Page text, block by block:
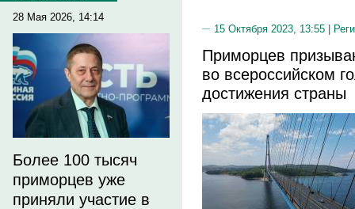
28 Мая 2026, 14:14
Более 100 тысяч
приморцев уже
приняли участие в
15 Октября 2023, 13:55 |
Приморцев
во всероссийском
достижения страны